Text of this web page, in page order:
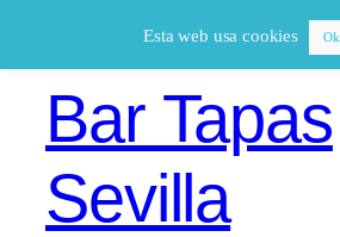
Bar Tapas
Sevilla
Esta web usa cookies Ok